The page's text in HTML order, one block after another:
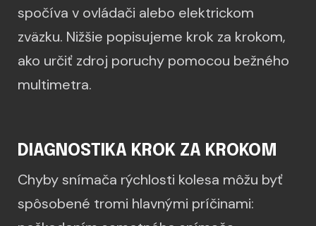
spočíva v ovládači alebo elektrickom
zväzku. Nižšie popisujeme krok za krokom,
ako určiť zdroj poruchy pomocou bežného
multimetra.
DIAGNOSTIKA KROK ZA KROKOM
Chyby snímača rýchlosti kolesa môžu byť
spôsobené tromi hlavnými príčinami: